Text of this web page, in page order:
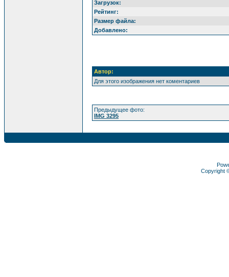
Загрузок:
Рейтинг:
Размер файла:
Добавлено:
Автор:
Для этого изображения нет коментариев
Предыдущее фото:
IMG 3295
Copyright